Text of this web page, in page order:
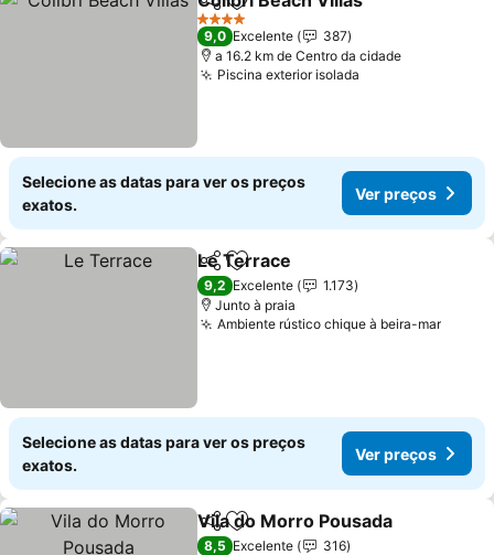
PartilharAdicionar aos favoritos
4 Estrelas
9,0 Excelente
387
a 16.2 km de Centro da cidade
Piscina exterior isolada
Selecione as datas para ver os preços
exatos.
Ver preços
PartilharAdicionar aos favoritos
Le Terrace
9,2 Excelente
1.173
Junto à praia
Ambiente rústico chique à beira-mar
Selecione as datas para ver os preços
exatos.
Ver preços
PartilharAdicionar aos favoritos
Vila do Morro Pousada
8,5 Excelente
316